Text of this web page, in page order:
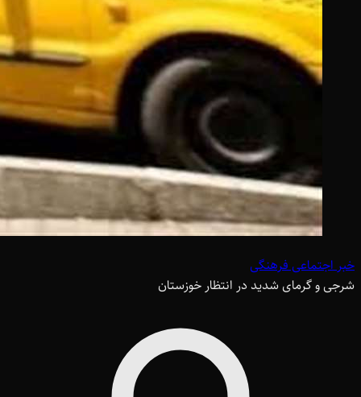
خبر اجتماعی فرهنگی
شرجی و گرمای شدید در انتظار خوزستان